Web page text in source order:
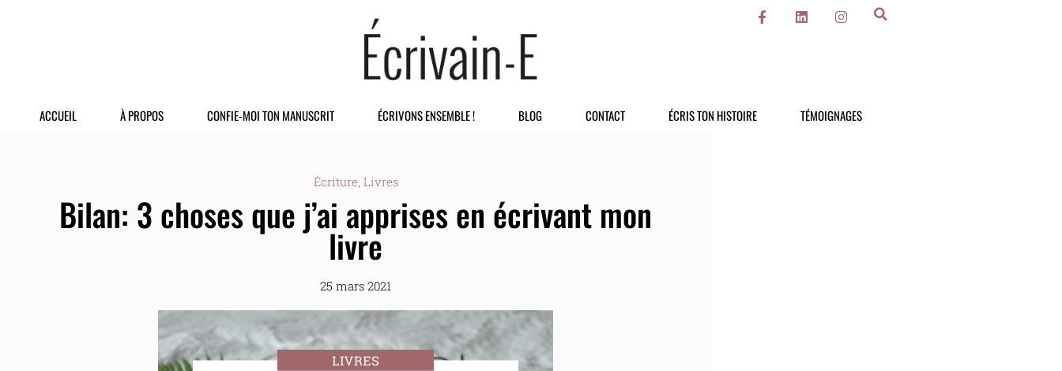
ACCUEIL À PROPOS CONFIE-MOI TON MANUSCRIT ÉCRIVONS ENSEMBLE ! BLOG CONTACT ÉCRIS TON HISTOIRE TÉMOIGNAGES
Écriture, Livres
Bilan: 3 choses que j’ai apprises en écrivant mon
livre
25 mars 2021